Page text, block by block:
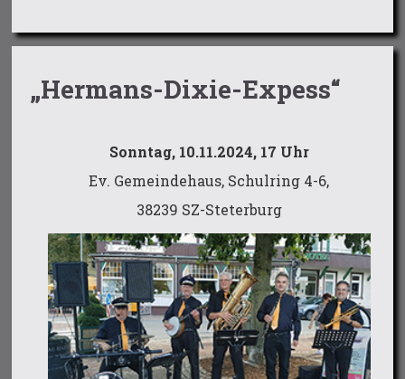
„Hermans-Dixie-Expess“
Sonntag, 10.11.2024, 17 Uhr
Ev. Gemeindehaus, Schulring 4-6,
38239 SZ-Steterburg